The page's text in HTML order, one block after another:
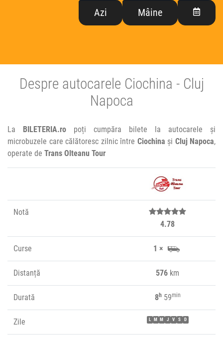
Azi Mâine
Despre autocarele Ciochina - Cluj
Napoca
La BILETERIA.ro poți cumpăra bilete la autocarele și
microbuzele care călătoresc zilnic între Ciochina și Cluj Napoca,
operate de Trans Olteanu Tour
Notă
4.78
Curse 1 ×
Distanță 576 km
Durată 8h59min
Zile L M M J V S D